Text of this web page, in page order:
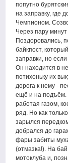
попутно
на заправку, где
Чемпионом.
Через пару
Поздоровались,
байкпост,
заправки, но
Он находится в
потихоньку их
дорога к нему -
ещё и на подъём.
работая газом,
ряд. Но как
зарылся
добрался до
фары забиты
(отмазка!). На
мотоклуба и,